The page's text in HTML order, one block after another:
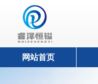
网站首页